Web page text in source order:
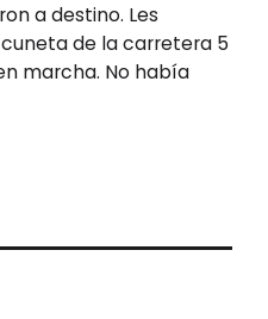
a destino. Les
de la carretera 5
marcha. No había